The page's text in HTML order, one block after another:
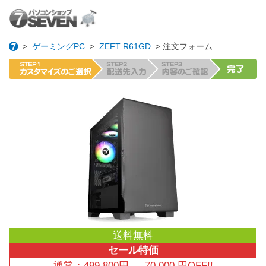
> ゲーミングPC > ZEFT R61GD > 注文フォーム
送料無料
セール特価